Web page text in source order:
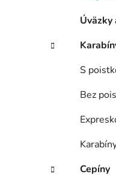
Úväzky
S
Bez
Cepíny